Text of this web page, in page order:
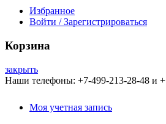
Избранное
Войти / Зарегистрироваться
Корзина
закрыть
Наши телефоны: +7-499-213-28-48 и
Моя учетная запись